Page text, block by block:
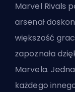
Marvel Rivals
arsenał
większość
zapoznała
Marvela.
każdego